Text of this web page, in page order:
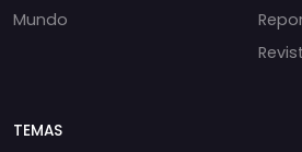
Mundo
TEMAS